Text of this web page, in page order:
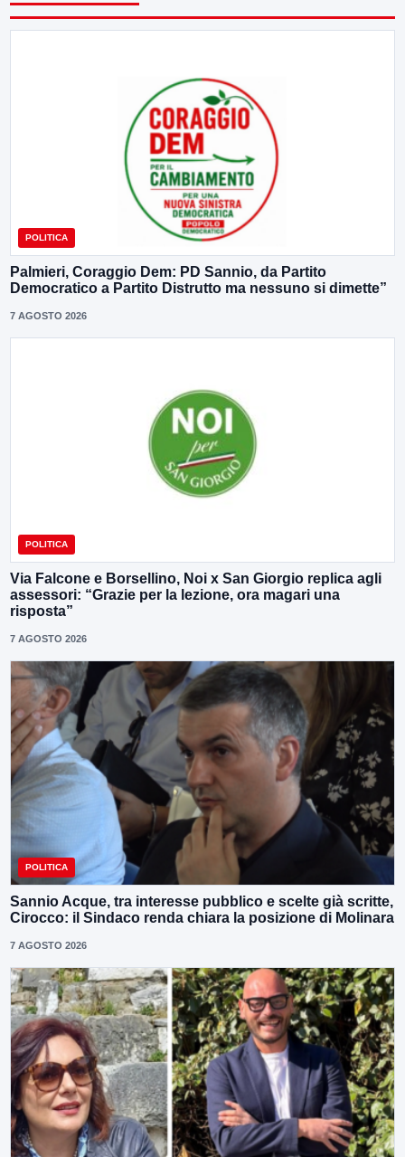
POLITICA
Palmieri, Coraggio Dem: PD Sannio, da Partito
Democratico a Partito Distrutto ma nessuno si dimette”
7 AGOSTO 2026
POLITICA
Via Falcone e Borsellino, Noi x San Giorgio replica agli
assessori: “Grazie per la lezione, ora magari una
risposta”
7 AGOSTO 2026
POLITICA
Sannio Acque, tra interesse pubblico e scelte già scritte,
Cirocco: il Sindaco renda chiara la posizione di Molinara
7 AGOSTO 2026